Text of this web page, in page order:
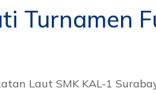
Turnamen
Laut SMK KAL-1